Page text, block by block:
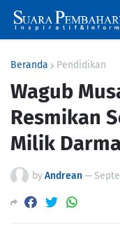
Beranda Pendidikan
Wagub
Resmikan
Milik
byAndrean—